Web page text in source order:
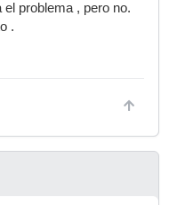
problema , pero no.
.